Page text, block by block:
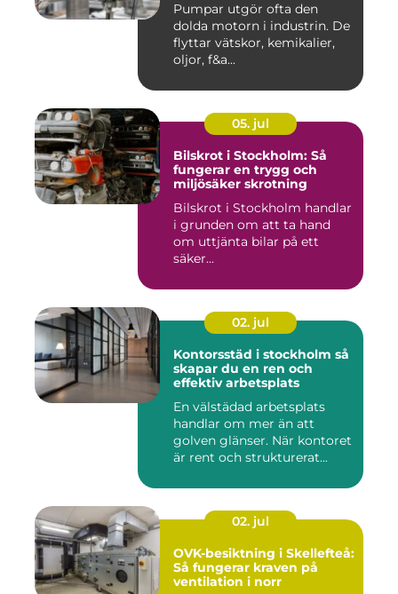
Pumpar utgör ofta den
dolda motorn i industrin. De
flyttar vätskor, kemikalier,
oljor, f&a...
05. jul
Bilskrot i Stockholm: Så
fungerar en trygg och
miljösäker skrotning
Bilskrot i Stockholm handlar
i grunden om att ta hand
om uttjänta bilar på ett
säker...
02. jul
Kontorsstäd i stockholm så
skapar du en ren och
effektiv arbetsplats
En välstädad arbetsplats
handlar om mer än att
golven glänser. När kontoret
är rent och strukturerat...
02. jul
OVK-besiktning i Skellefteå:
Så fungerar kraven på
ventilation i norr